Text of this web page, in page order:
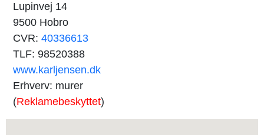
Lupinvej 14
9500 Hobro
CVR: 40336613
TLF: 98520388
www.karljensen.dk
Erhverv: murer
(Reklamebeskyttet)